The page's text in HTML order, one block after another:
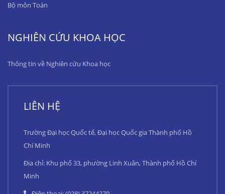
Bộ môn Toán
NGHIÊN CỨU KHOA HỌC
Thông tin về Nghiên cứu Khoa học
LIÊN HỆ
Trường Đại học Quốc tế, Đại học Quốc gia Thành phố Hồ
Chí Minh
Địa chỉ: Khu phố 33, phường Linh Xuân, Thành phố Hồ Chí
Minh